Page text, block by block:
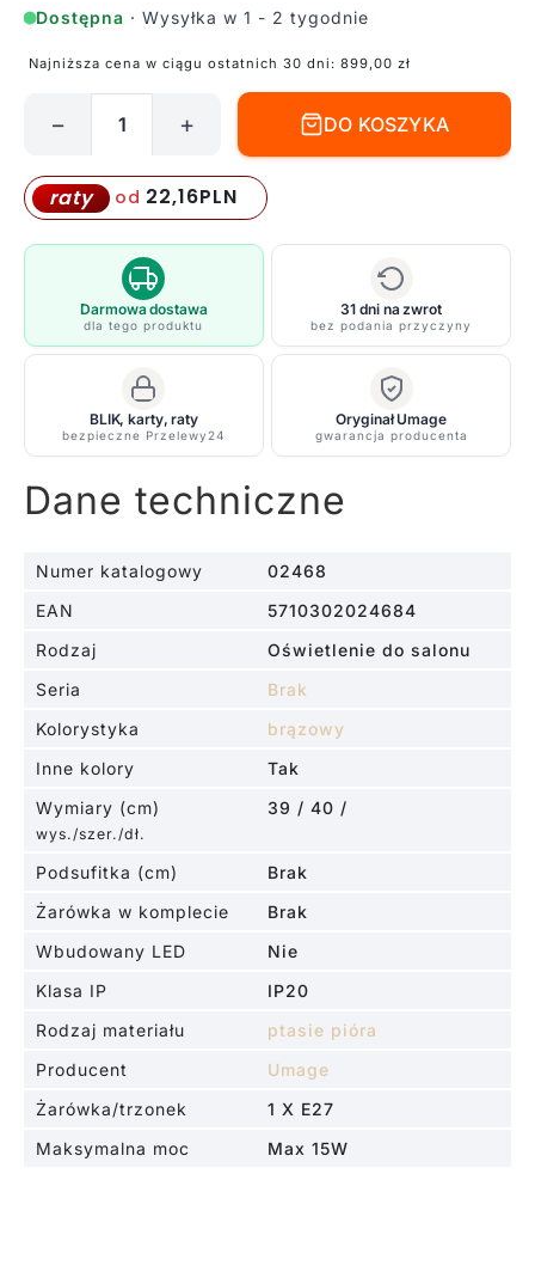
Dostępna · Wysyłka w 1 - 2 tygodnie
Najniższa cena w ciągu ostatnich 30 dni: 899,00 zł
lampa
Eos
Evia
jasnobrązowym
odcieniu
naturalnych
piór
− + DO KOSZYKA
raty od 22,16PLN
Darmowa dostawa
dla tego produktu
31 dni na zwrot
bez podania przyczyny
BLIK, karty, raty
bezpieczne Przelewy24
Oryginał Umage
gwarancja producenta
Dane techniczne
Numer katalogowy
02468
EAN
5710302024684
Rodzaj
Oświetlenie do salonu
Seria
Brak
Kolorystyka
brązowy
Inne kolory
Tak
Wymiary (cm)
wys./szer./dł.
39 / 40 /
Podsufitka (cm)
Brak
Żarówka w komplecie
Brak
Wbudowany LED
Nie
Klasa IP
IP20
Rodzaj materiału
ptasie pióra
Producent
Umage
Żarówka/trzonek
1 X E27
Maksymalna moc
Max 15W